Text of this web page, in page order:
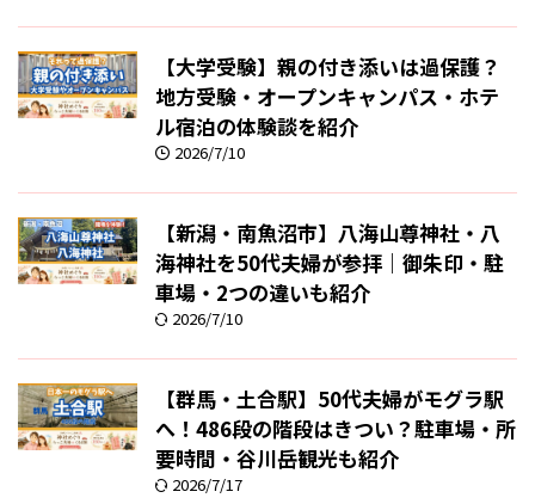
【大学受験】親の付き添いは過保護？
地方受験・オープンキャンパス・ホテ
ル宿泊の体験談を紹介
2026/7/10
【新潟・南魚沼市】八海山尊神社・八
海神社を50代夫婦が参拝｜御朱印・駐
車場・2つの違いも紹介
2026/7/10
【群馬・土合駅】50代夫婦がモグラ駅
へ！486段の階段はきつい？駐車場・所
要時間・谷川岳観光も紹介
2026/7/17